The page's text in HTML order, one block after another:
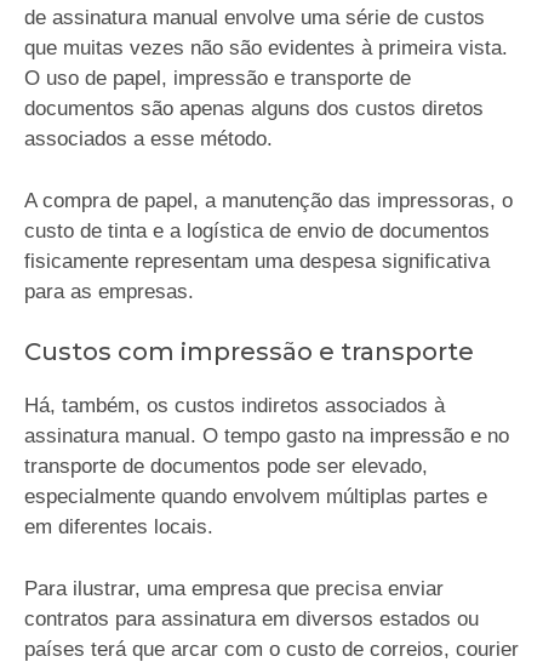
de assinatura manual envolve uma série de custos
que muitas vezes não são evidentes à primeira vista.
O uso de papel, impressão e transporte de
documentos são apenas alguns dos custos diretos
associados a esse método.
A compra de papel, a manutenção das impressoras, o
custo de tinta e a logística de envio de documentos
fisicamente representam uma despesa significativa
para as empresas.
Custos com impressão e transporte
Há, também, os custos indiretos associados à
assinatura manual. O tempo gasto na impressão e no
transporte de documentos pode ser elevado,
especialmente quando envolvem múltiplas partes e
em diferentes locais.
Para ilustrar, uma empresa que precisa enviar
contratos para assinatura em diversos estados ou
países terá que arcar com o custo de correios, courier